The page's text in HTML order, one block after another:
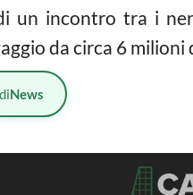
un incontro tra i
da circa 6 milioni
News